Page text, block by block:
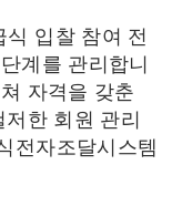
입찰 참여 전
계를 관리합니
자격을 갖춘
한 회원 관리
전자조달시스템